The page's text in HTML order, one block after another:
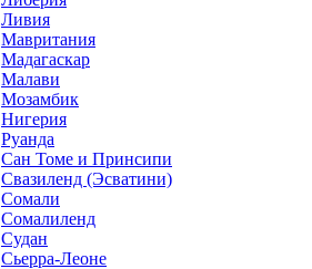
Ливия
Мавритания
Мадагаскар
Малави
Мозамбик
Нигерия
Руанда
Сан Томе и Принсипи
Свазиленд (Эсватини)
Сомали
Сомалиленд
Судан
Сьерра-Леоне